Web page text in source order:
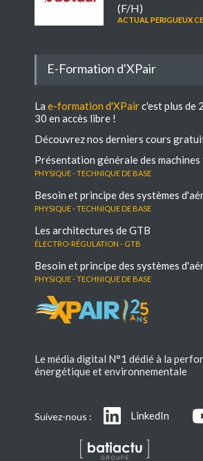
(F/H)
ACTUAL PERIGUEUX
E-Formation d'XPair
La e-formation d'XPairc'est plus de
30 en accès libre !
Découvrez nos derniers cours
Présentation générale des
Physique - Technique de base
Besoin et principe des systèmes
Physique - Technique de base
Les architectures de GTB
électro-régulation - GTB
Besoin et principe des systèmes
Physique - Technique de base
Le média digital N°1 dédié à la
énergétique et environnementale
Suivez-nous : LinkedIn